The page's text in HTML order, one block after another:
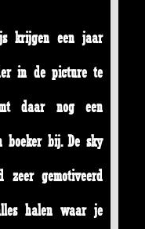
krijgen een jaar
in de picture te
daar nog een
boeker bij. De sky
gemotiveerd
halen waar je